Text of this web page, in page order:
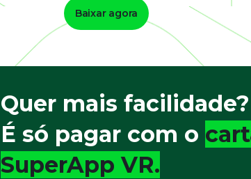
Baixar agora
Quer mais facilidade?
É só pagar com o
SuperApp VR.